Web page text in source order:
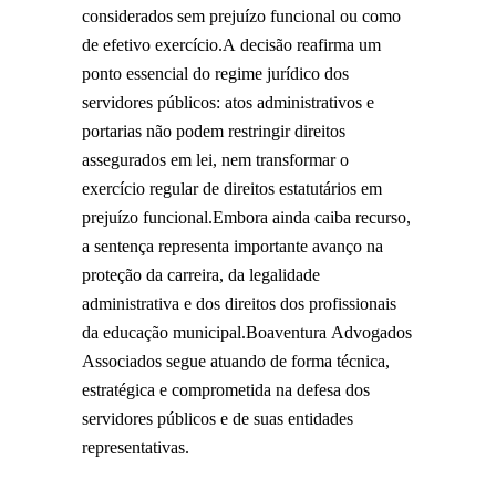
considerados sem prejuízo funcional ou como
de efetivo exercício.A decisão reafirma um
ponto essencial do regime jurídico dos
servidores públicos: atos administrativos e
portarias não podem restringir direitos
assegurados em lei, nem transformar o
exercício regular de direitos estatutários em
prejuízo funcional.Embora ainda caiba recurso,
a sentença representa importante avanço na
proteção da carreira, da legalidade
administrativa e dos direitos dos profissionais
da educação municipal.Boaventura Advogados
Associados segue atuando de forma técnica,
estratégica e comprometida na defesa dos
servidores públicos e de suas entidades
representativas.